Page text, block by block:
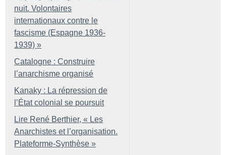
nuit. Volontaires
internationaux contre le
fascisme (Espagne 1936-
1939) »
Catalogne : Construire
l’anarchisme organisé
Kanaky : La répression de
l’État colonial se poursuit
Lire René Berthier, « Les
Anarchistes et l’organisation.
Plateforme-Synthèse »